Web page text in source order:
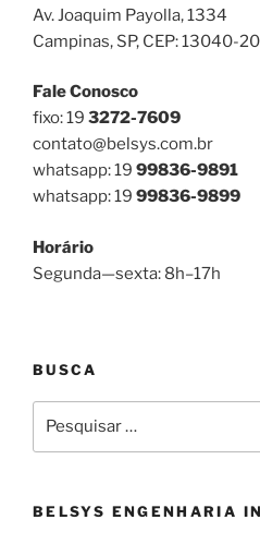
Av. Joaquim Payolla, 1334
Campinas, SP, CEP: 13040-
Fale Conosco
fixo: 19 3272-7609
contato@belsys.com.br
whatsapp: 19 99836-9891
whatsapp: 19 99836-9899
Horário
Segunda—sexta: 8h–17h
BUSCA
por:
BELSYS ENGENHARIA